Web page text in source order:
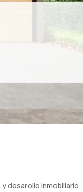
desarollo inmobiliario